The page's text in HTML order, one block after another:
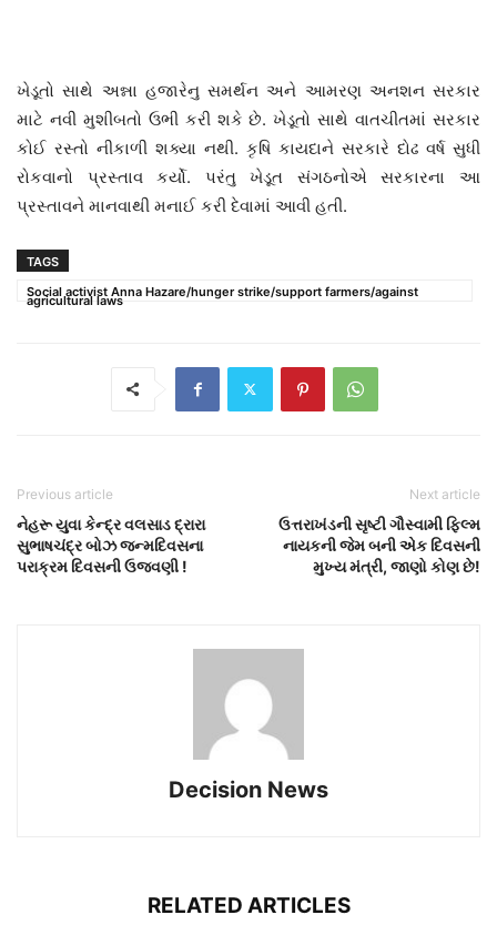
ખેડૂતો સાથે અન્ના હજારેનુ સમર્થન અને આમરણ અનશન સરકાર
માટે નવી મુશીબતો ઉભી કરી શકે છે. ખેડૂતો સાથે વાતચીતમાં સરકાર
કોઈ રસ્તો નીકાળી શક્યા નથી. કૃષિ કાયદાને સરકારે દોઢ વર્ષ સુધી
રોકવાનો પ્રસ્તાવ કર્યો. પરંતુ ખેડૂત સંગઠનોએ સરકારના આ
પ્રસ્તાવને માનવાથી મનાઈ કરી દેવામાં આવી હતી.
TAGS
Social activist Anna Hazare/hunger strike/support farmers/against
agricultural laws
Previous article
નેહરૂ યુવા કેન્દ્ર વલસાડ દ્રારા
સુભાષચંદ્ર બોઝ જન્મદિવસના
પરાક્રમ દિવસની ઉજવણી !
Next article
ઉત્તરાખંડની સૃષ્ટી ગૌસ્વામી ફિલ્મ
નાયકની જેમ બની એક દિવસની
મુખ્ય મંત્રી, જાણો કોણ છે!
Decision News
RELATED ARTICLES